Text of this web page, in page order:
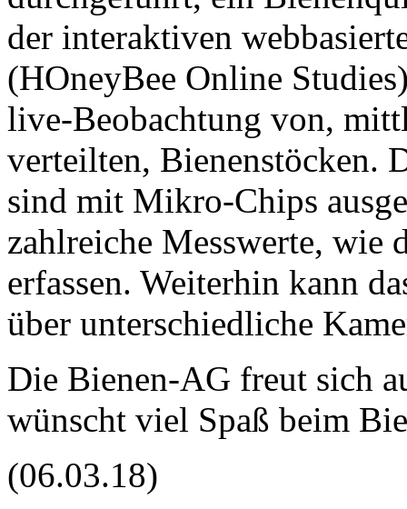
der interaktiven
(HOneyBee Online
live-Beobachtung von,
verteilten, Bienenstöcken.
sind mit Mikro-Chips
zahlreiche Messwerte, wie
erfassen. Weiterhin kann
über unterschiedliche
Die Bienen-AG freut sich
wünscht viel Spaß beim
(06.03.18)